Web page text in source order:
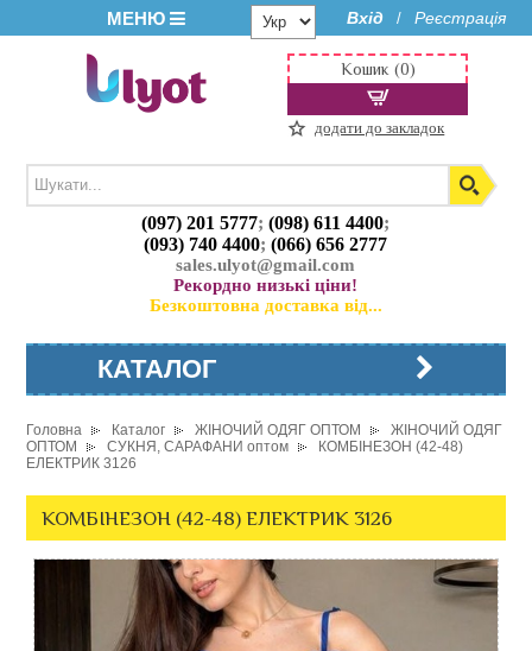
МЕНЮ Вхід / Реєстрація
(097) 201 5777;(098) 611 4400;
(093) 740 4400;(066) 656 2777
sales.ulyot@gmail.com
Рекордно низькі ціни!
Безкоштовна доставка від...
Кошик (0)
додати до закладок
КАТАЛОГ
Головна Каталог ЖІНОЧИЙ ОДЯГ ОПТОМ
ЖІНОЧИЙ ОДЯГ
ОПТОМ
СУКНЯ, САРАФАНИ оптом
КОМБІНЕЗОН (42-48)
ЕЛЕКТРИК 3126
КОМБІНЕЗОН (42-48) ЕЛЕКТРИК 3126